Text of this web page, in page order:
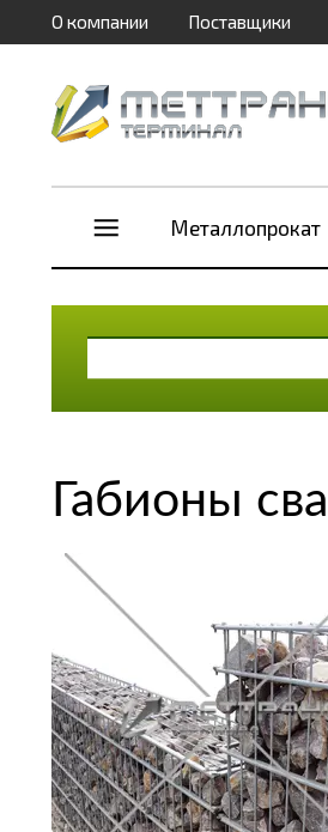
О компании Поставщики
Металлопрокат
Габионы